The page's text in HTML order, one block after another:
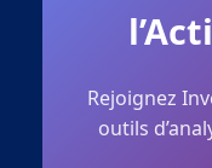
Rejoignez
outils